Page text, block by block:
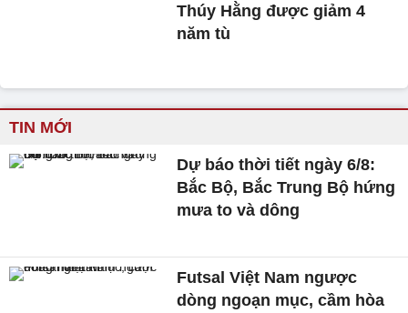
Thúy Hằng được giảm 4
năm tù
TIN MỚI
Dự báo thời tiết ngày 6/8:
Bắc Bộ, Bắc Trung Bộ hứng
mưa to và dông
Futsal Việt Nam ngược
dòng ngoạn mục, cầm hòa